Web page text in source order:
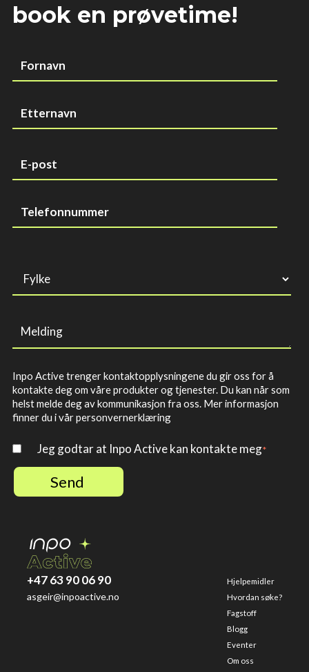
book en prøvetime!
Inpo Active trenger kontaktopplysningene du gir oss for å
kontakte deg om våre produkter og tjenester. Du kan når som
helst melde deg av kommunikasjon fra oss. Mer informasjon
finner du i vår personvernerklæring
Jeg godtar at Inpo Active kan kontakte meg*
+47 63 90 06 90
asgeir@inpoactive.no
Hjelpemidler
Hvordan søke?
Fagstoff
Blogg
Eventer
Om oss